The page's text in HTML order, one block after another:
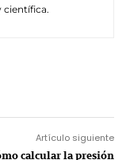
científica.
Artículo siguiente
calcular la presión